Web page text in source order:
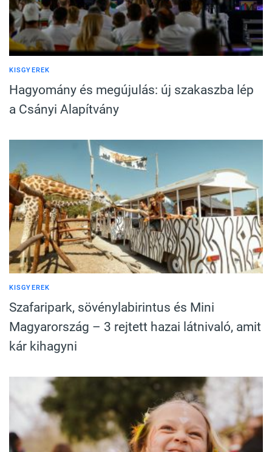
KISGYEREK
Hagyomány és megújulás: új szakaszba lép
a Csányi Alapítvány
KISGYEREK
Szafaripark, sövénylabirintus és Mini
Magyarország – 3 rejtett hazai látnivaló, amit
kár kihagyni